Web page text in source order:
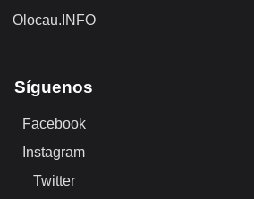
Olocau.INFO
Síguenos
Facebook
Instagram
Twitter